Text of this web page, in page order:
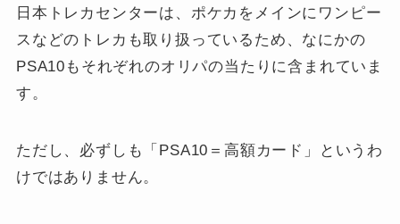
日本トレカセンターは、ポケカをメインにワンピー
スなどのトレカも取り扱っているため、なにかの
PSA10もそれぞれのオリパの当たりに含まれていま
す。
ただし、必ずしも「PSA10＝高額カード」というわ
けではありません。